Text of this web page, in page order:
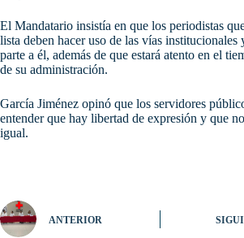
El Mandatario insistía en que los periodistas
lista deben hacer uso de las vías institucionales
parte a él, además de que estará atento en el
de su administración.
García Jiménez opinó que los servidores
entender que hay libertad de expresión y que
igual.
ANTERIOR